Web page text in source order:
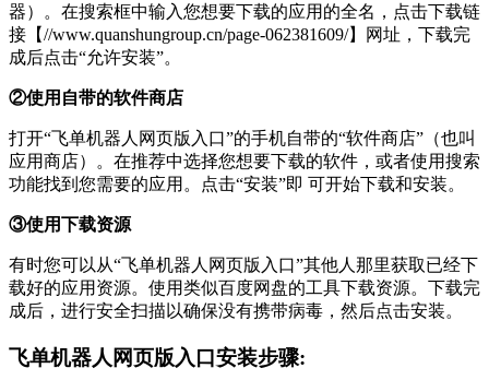
器）。在搜索框中输入您想要下载的应用的全名，点击下载链
接【//www.quanshungroup.cn/page-062381609/】网址，下载完
成后点击“允许安装”。
②使用自带的软件商店
打开“飞单机器人网页版入口”的手机自带的“软件商店”（也叫
应用商店）。在推荐中选择您想要下载的软件，或者使用搜索
功能找到您需要的应用。点击“安装”即 可开始下载和安装。
③使用下载资源
有时您可以从“飞单机器人网页版入口”其他人那里获取已经下
载好的应用资源。使用类似百度网盘的工具下载资源。下载完
成后，进行安全扫描以确保没有携带病毒，然后点击安装。
飞单机器人网页版入口安装步骤: